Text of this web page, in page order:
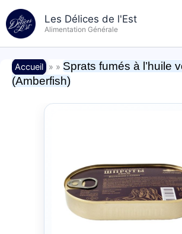
au
contenu
Les Délices de l'Est
Alimentation Générale
Accueil » » Sprats fumés à l’huile
(Amberfish)